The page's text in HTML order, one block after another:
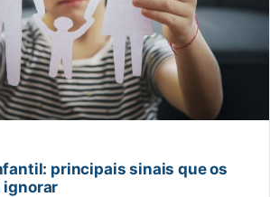
principais sinais que os
ignorar